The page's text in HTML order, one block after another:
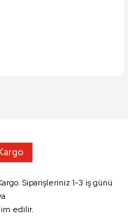
Siparişleriniz 1-3 iş günü
edilir.